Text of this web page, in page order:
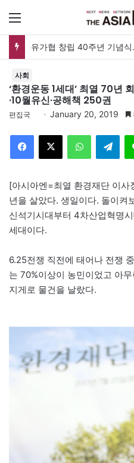
사회
‘환경운동 1세대’ 최열 70년
·10월유신·공해책 250권
편집국 January 20, 2019
Telegram
[아시아엔=최열 환경재단 이
년을 살았다. 생일이다. 돌이켜
신석기시대부터 4차산업혁명
세대이다.
6.25전쟁 직전에 태어나 전쟁
는 70%이상이 농민이었고 아
지게로 물건을 날랐다.